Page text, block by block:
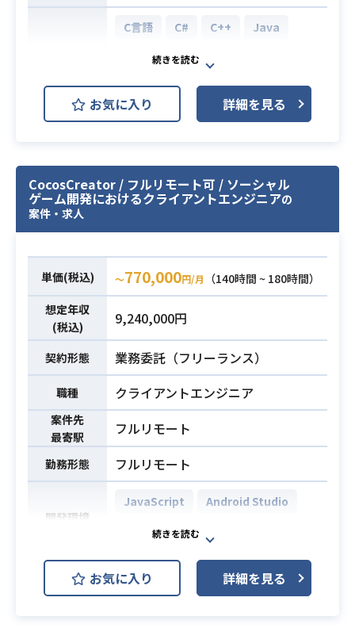
開発環境
C言語 C# C++
Java
MySQL
Redis
AWS (Amazon Web Services)
GCP (Google Cloud Platform)
スマートフォン向けタイトルにおい
てクライアントサイドエンジニアを
担当領域はインゲーム・アウトゲー
ム・ツール開発など多岐にわたり、
能力に応じて決定します。
【詳細】
・iOS/Android向けのネイティブゲー
ムの設計／開発／運用
・開発環境の構築（ゲームツール、
テスト環境など）
・技術的に観た企画の実現性、工
数、企画改善などの提案
・運用の負荷軽減に対する効率化、
およびアップデートの作業軽減にお
ける効率化
・ゲーム開発技術のスキル習得、ノ
必須スキル
ォン向けゲーム開発の実務経験3年以
上
お気に入り 詳細を見る
CocosCreator / フルリモート可 / ソーシャル
ゲーム開発におけるクライアントエンジニアの
案件・求人
単価(税込) 〜770,000円/月
（140時間 ~ 180時間）
想定年収
(税込)
9,240,000円
契約形態 業務委託（フリーランス）
職種 クライアントエンジニア
案件先
最寄駅
フルリモート
勤務形態 フルリモート
開発環境
JavaScript
Android Studio
Backlog
既存タイトルのタイトルの新機能設
計開発をお願いいたします。
お気に入り 詳細を見る